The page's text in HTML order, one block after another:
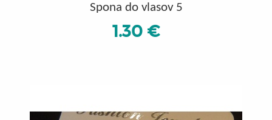
Spona do vlasov 5
1.30 €